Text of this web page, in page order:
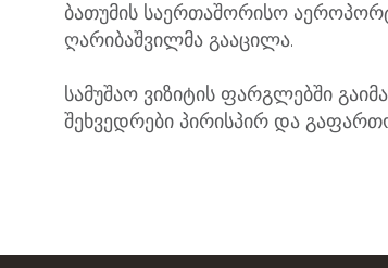
ბათუმის საერთაშორისო
ღარიბაშვილმა გააცილა.
სამუშაო ვიზიტის ფარგლებში
შეხვედრები პირისპირ და